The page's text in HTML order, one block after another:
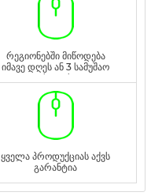
რეგიონებში მიწოდება
იმავე დღეს ან 3 სამუშაო
დღეს უფასოდ
ყველა პროდუქციას აქვს
გარანტია